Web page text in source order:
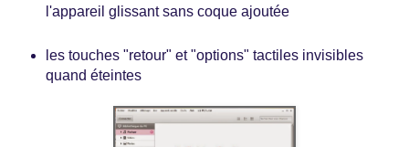
l'appareil glissant sans coque ajoutée
les touches "retour" et "options" tactiles invisibles
quand éteintes